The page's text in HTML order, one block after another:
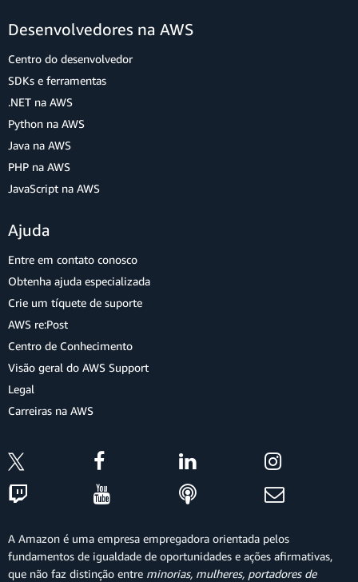
Desenvolvedores na AWS
Centro do desenvolvedor
SDKs e ferramentas
.NET na AWS
Python na AWS
Java na AWS
PHP na AWS
JavaScript na AWS
Ajuda
Entre em contato conosco
Obtenha ajuda especializada
Crie um tíquete de suporte
AWS re:Post
Centro de Conhecimento
Visão geral do AWS Support
Legal
Carreiras na AWS
A Amazon é uma empresa empregadora orientada pelos
fundamentos de igualdade de oportunidades e ações afirmativas,
que não faz distinção entre minorias, mulheres, portadores de